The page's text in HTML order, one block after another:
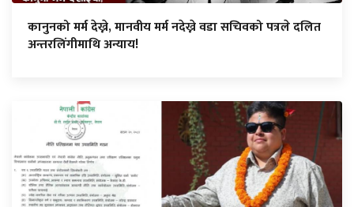
कानुनको मर्म देख्ने, मानवीय मर्म नदेख्ने वडा सचिवको पत्रले दलित
अन्तरलिंगीमाथि अन्याय!